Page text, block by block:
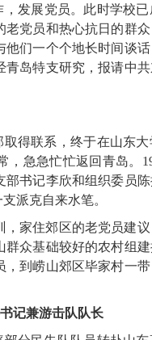
发展党员。此时学校
党员和热心抗日的群众
们一个个地长时间谈
青岛特支研究，报请中
得联系，终于在山东大
急急忙忙返回青岛。
书记李欣和组织委员
派克自来水笔。
家住郊区的老党员建
众基础较好的农村组
到崂山郊区毕家村一
记兼游击队队长